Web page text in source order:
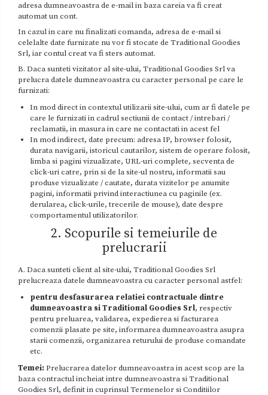
adresa dumneavoastra de e-mail in baza careia va fi creat
automat un cont.
In cazul in care nu finalizati comanda, adresa de e-mail si
celelalte date furnizate nu vor fi stocate de Traditional Goodies
Srl, iar contul creat va fi sters automat.
B. Daca sunteti vizitator al site-ului, Traditional Goodies Srl va
prelucra datele dumneavoastra cu caracter personal pe care le
furnizati:
In mod direct in contextul utilizarii site-ului, cum ar fi datele pe
care le furnizati in cadrul sectiunii de contact / intrebari /
reclamatii, in masura in care ne contactati in acest fel
In mod indirect, date precum: adresa IP, browser folosit,
durata navigarii, istoricul cautarilor, sistem de operare folosit,
limba si pagini vizualizate, URL-uri complete, secventa de
click-uri catre, prin si de la site-ul nostru, informatii sau
produse vizualizate / cautate, durata vizitelor pe anumite
pagini, informatii privind interactiunea cu paginile (ex.
derularea, click-urile, trecerile de mouse), date despre
comportamentul utilizatorilor.
2. Scopurile si temeiurile de
prelucrarii
A. Daca sunteti client al site-ului, Traditional Goodies Srl
prelucreaza datele dumneavoastra cu caracter personal astfel:
pentru desfasurarea relatiei contractuale dintre
dumneavoastra si Traditional Goodies Srl, respectiv
pentru preluarea, validarea, expedierea si facturarea
comenzii plasate pe site, informarea dumneavoastra asupra
starii comenzii, organizarea returului de produse comandate
etc.
Temei:Prelucrarea datelor dumneavoastra in acest scop are la
baza contractul incheiat intre dumneavoastra si Traditional
Goodies Srl, definit in cuprinsul Termenelor si Conditiilor